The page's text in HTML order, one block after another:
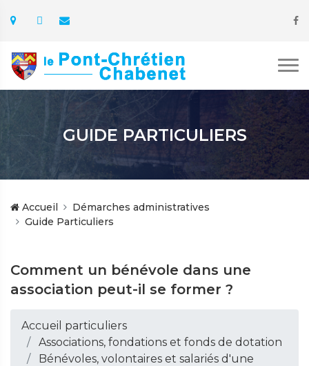
GUIDE PARTICULIERS
Accueil
Démarches administratives
Guide Particuliers
Comment un bénévole dans une
association peut-il se former ?
Accueil particuliers
Associations, fondations et fonds de dotation
Bénévoles, volontaires et salariés d'une